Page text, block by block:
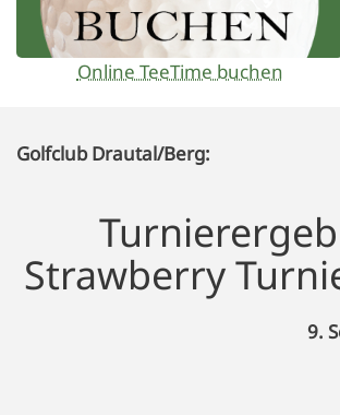
Online TeeTime buchen
Golfclub Drautal/Berg:
Strawberry
9.